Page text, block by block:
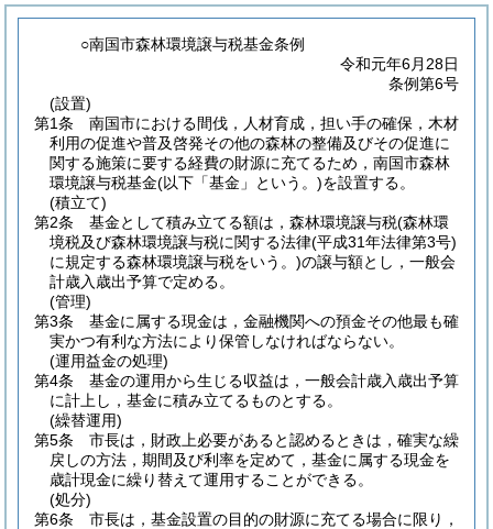
○南国市森林環境譲与税基金条例
令和元年6月28日
条例第6号
(設置)
第1条
南国市における間伐，人材育成，担い手の確保，木材
利用の促進や普及啓発その他の森林の整備及びその促進に
関する施策に要する経費の財源に充てるため，南国市森林
環境譲与税基金(以下「基金」という。)を設置する。
(積立て)
第2条
基金として積み立てる額は，森林環境譲与税(森林環
境税及び森林環境譲与税に関する法律(平成31年法律第3号)
に規定する森林環境譲与税をいう。)の譲与額とし，一般会
計歳入歳出予算で定める。
(管理)
第3条
基金に属する現金は，金融機関への預金その他最も確
実かつ有利な方法により保管しなければならない。
(運用益金の処理)
第4条
基金の運用から生じる収益は，一般会計歳入歳出予算
に計上し，基金に積み立てるものとする。
(繰替運用)
第5条
市長は，財政上必要があると認めるときは，確実な繰
戻しの方法，期間及び利率を定めて，基金に属する現金を
歳計現金に繰り替えて運用することができる。
(処分)
第6条
市長は，基金設置の目的の財源に充てる場合に限り，